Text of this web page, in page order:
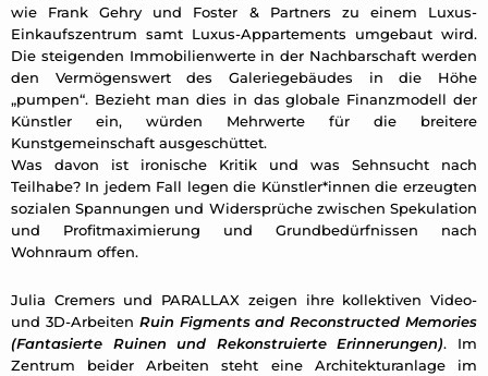
wie Frank Gehry und Foster & Partners zu einem Luxus-
Einkaufszentrum samt Luxus-Appartements umgebaut wird.
Die steigenden Immobilienwerte in der Nachbarschaft werden
den Vermögenswert des Galeriegebäudes in die Höhe
„pumpen“. Bezieht man dies in das globale Finanzmodell der
Künstler ein, würden Mehrwerte für die breitere
Kunstgemeinschaft ausgeschüttet.
Was davon ist ironische Kritik und was Sehnsucht nach
Teilhabe? In jedem Fall legen die Künstler*innen die erzeugten
sozialen Spannungen und Widersprüche zwischen Spekulation
und Profitmaximierung und Grundbedürfnissen nach
Wohnraum offen.
Julia Cremers und PARALLAX zeigen ihre kollektiven Video-
und 3D-Arbeiten Ruin Figments and Reconstructed Memories
(Fantasierte Ruinen und Rekonstruierte Erinnerungen). Im
Zentrum beider Arbeiten steht eine Architekturanlage im